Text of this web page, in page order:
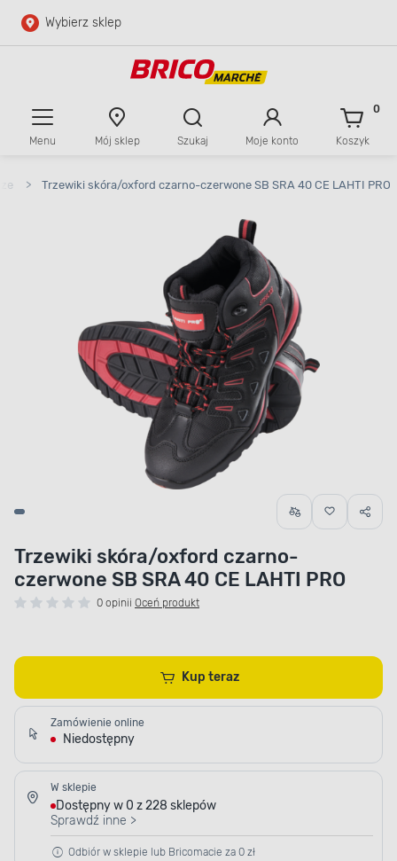
Przejdź do głównej zawartości
Wybierz sklep
Menu Mój sklep Szukaj Moje konto Koszyk
0
> Trzewiki skóra/oxford czarno-czerwone SB SRA 40 CE LAHTI PRO
Trzewiki skóra/oxford czarno-
czerwone SB SRA 40 CE LAHTI PRO
0 opinii Oceń produkt
Kup teraz
Zamówienie online
Niedostępny
W sklepie
Dostępny w 0 z 228 sklepów
Sprawdź inne >
Odbiór w sklepie lub Bricomacie za 0 zł